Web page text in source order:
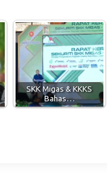
SKK Migas & KKKS
Bahas…